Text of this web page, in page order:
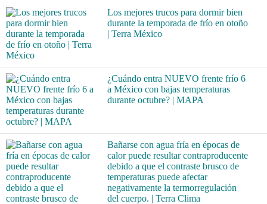
Los mejores trucos para dormir bien
durante la temporada de frío en otoño
| Terra México
¿Cuándo entra NUEVO frente frío 6
a México con bajas temperaturas
durante octubre? | MAPA
Bañarse con agua fría en épocas de
calor puede resultar contraproducente
debido a que el contraste brusco de
temperaturas puede afectar
negativamente la termorregulación
del cuerpo. | Terra Clima